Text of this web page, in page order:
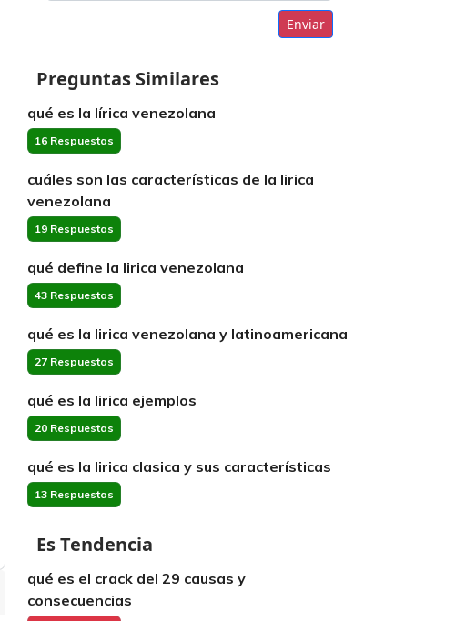
Enviar
Preguntas Similares
qué es la lírica venezolana
16 Respuestas
cuáles son las características de la lirica
venezolana
19 Respuestas
qué define la lirica venezolana
43 Respuestas
qué es la lirica venezolana y latinoamericana
27 Respuestas
qué es la lirica ejemplos
20 Respuestas
qué es la lirica clasica y sus características
13 Respuestas
Es Tendencia
qué es el crack del 29 causas y
consecuencias